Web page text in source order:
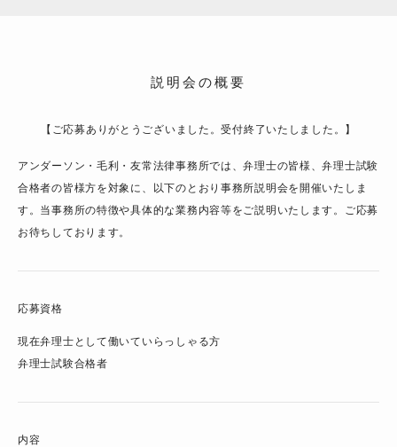
説明会の概要
【ご応募ありがとうございました。受付終了いたしました。】
アンダーソン・毛利・友常法律事務所では、弁理士の皆様、弁理士試験
合格者の皆様方を対象に、以下のとおり事務所説明会を開催いたしま
す。当事務所の特徴や具体的な業務内容等をご説明いたします。ご応募
お待ちしております。
応募資格
現在弁理士として働いていらっしゃる方
弁理士試験合格者
内容